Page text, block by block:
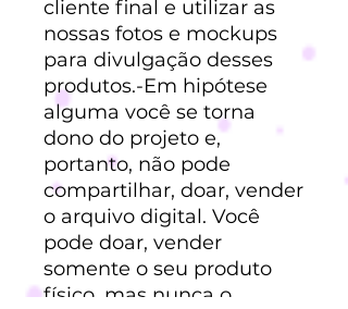
cliente final e utilizar as
nossas fotos e mockups
para divulgação desses
produtos.-Em hipótese
alguma você se torna
dono do projeto e,
portanto, não pode
compartilhar, doar, vender
o arquivo digital. Você
pode doar, vender
somente o seu produto
físico, mas nunca o